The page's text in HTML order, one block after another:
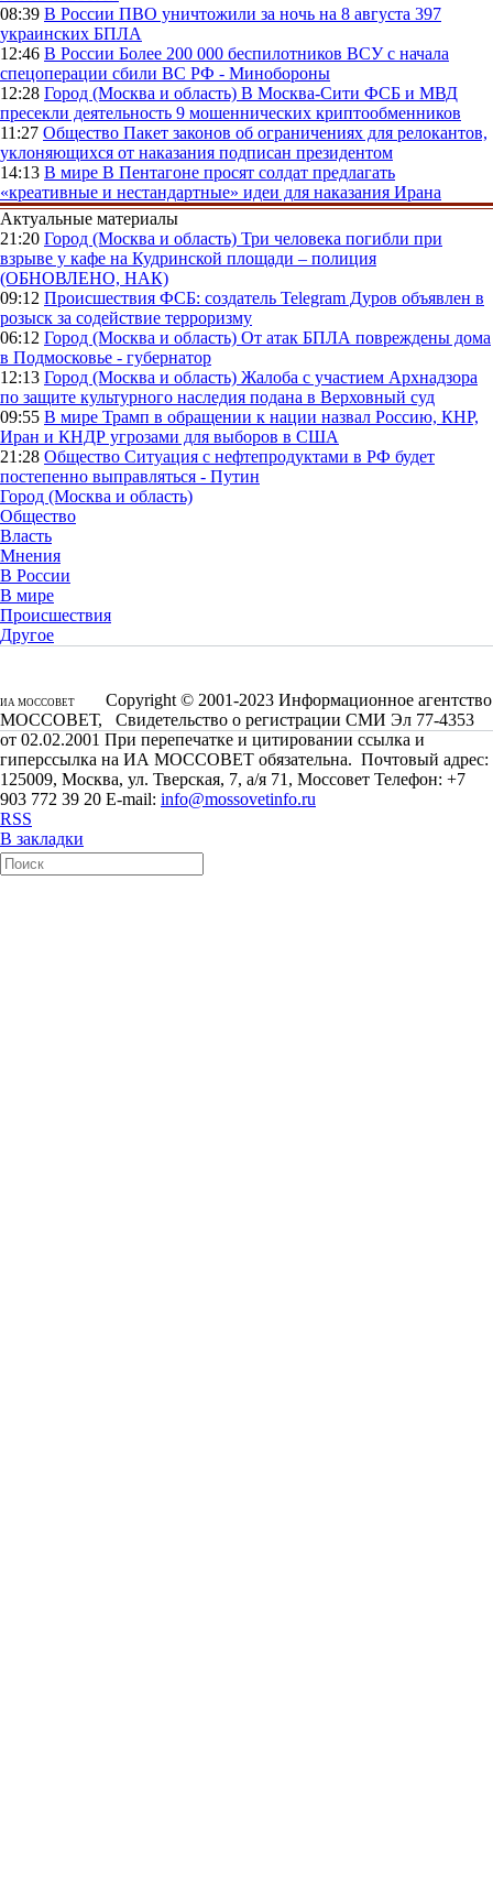
08:39 В России ПВО уничтожили за ночь на 8 августа 397
украинских БПЛА
12:46 В России Более 200 000 беспилотников ВСУ с начала
спецоперации сбили ВС РФ - Минобороны
12:28 Город (Москва и область) В Москва-Сити ФСБ и МВД
пресекли деятельность 9 мошеннических криптообменников
11:27 Общество Пакет законов об ограничениях для релокантов,
уклоняющихся от наказания подписан президентом
14:13 В мире В Пентагоне просят солдат предлагать
«креативные и нестандартные» идеи для наказания Ирана
Актуальные материалы
21:20 Город (Москва и область) Три человека погибли при
взрыве у кафе на Кудринской площади – полиция
(ОБНОВЛЕНО, НАК)
09:12 Происшествия ФСБ: создатель Telegram Дуров объявлен в
розыск за содействие терроризму
06:12 Город (Москва и область) От атак БПЛА повреждены дома
в Подмосковье - губернатор
12:13 Город (Москва и область) Жалоба с участием Архнадзора
по защите культурного наследия подана в Верховный суд
09:55 В мире Трамп в обращении к нации назвал Россию, КНР,
Иран и КНДР угрозами для выборов в США
21:28 Общество Ситуация с нефтепродуктами в РФ будет
постепенно выправляться - Путин
Город (Москва и область)
Общество
Власть
Мнения
В России
В мире
Происшествия
Другое
ИА МОССОВЕТ
Copyright © 2001-2023 Информационное агентство
МОССОВЕТ, Свидетельство о регистрации СМИ Эл 77-4353
от 02.02.2001 При перепечатке и цитировании ссылка и
гиперссылка на ИА МОССОВЕТ обязательна. Почтовый адрес:
125009, Москва, ул. Тверская, 7, а/я 71, Моссовет Телефон: +7
903 772 39 20 E-mail: info@mossovetinfo.ru
RSS
В закладки